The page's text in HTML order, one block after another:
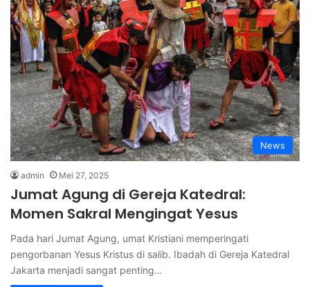
News
admin Mei 27, 2025
Jumat Agung di Gereja Katedral:
Momen Sakral Mengingat Yesus
Pada hari Jumat Agung, umat Kristiani memperingati
pengorbanan Yesus Kristus di salib. Ibadah di Gereja Katedral
Jakarta menjadi sangat penting…